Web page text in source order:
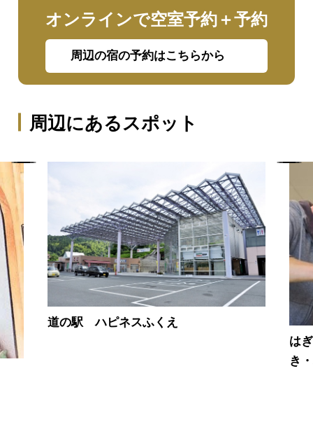
オンラインで空室予約＋予約
周辺の宿の予約はこちらから
周辺にあるスポット
道の駅 ハピネスふくえ
は
き